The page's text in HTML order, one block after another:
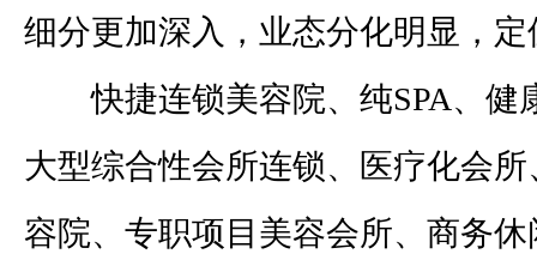
细分更加深入，业态分化明显，
快捷连锁美容院、纯SPA、健
大型综合性会所连锁、医疗化会
容院、专职项目美容会所、商务